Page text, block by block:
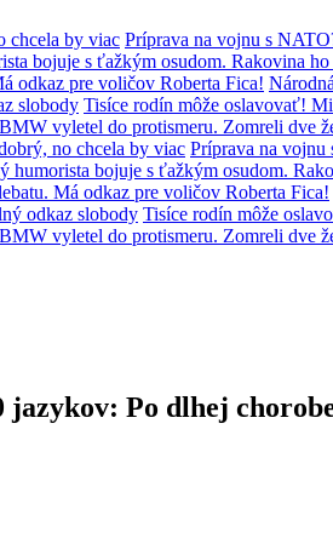
chcela by viac Príprava na vojnu s
bojuje s ťažkým osudom. Rakovina
odkaz pre voličov Roberta Fica!
slobody Tisíce rodín môže oslavovať!
vyletel do protismeru. Zomreli dve
no chcela by viac Príprava na
humorista bojuje s ťažkým osudom.
Má odkaz pre voličov Roberta Fica!
odkaz slobody Tisíce rodín môže
vyletel do protismeru. Zomreli dve
Po dlhej